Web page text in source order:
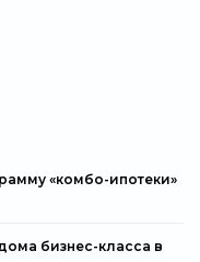
«комбо-ипотеки»
бизнес-класса в